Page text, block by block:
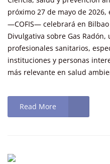
próximo 27 de mayo de 2026,
—COFIS— celebrará en Bilbao
Divulgativa sobre Gas
profesionales sanitarios,
instituciones y personas
más relevante en salud
Read More